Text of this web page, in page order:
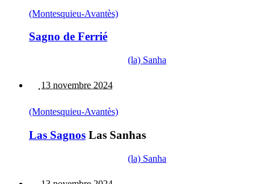
(Montesquieu-Avantès)
Sagno de Ferrié
(la) Sanha
13 novembre 2024
(Montesquieu-Avantès)
Las Sagnos Las Sanhas
(la) Sanha